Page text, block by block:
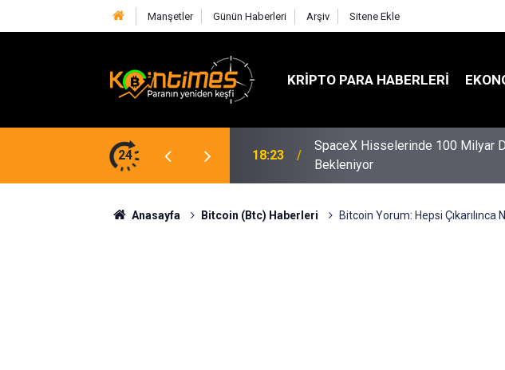
Manşetler Günün Haberleri Arşiv Sitene Ekle
KRIPTO PARA HABERLERI
24
Eylül'de Faiz Artışı Masada 18:23
SpaceX Hisselerinde 100 Milyar
Bekleniyor
Anasayfa Bitcoin (Btc) Haberleri Bitcoin Yorum: Hepsi Çıkarılınca